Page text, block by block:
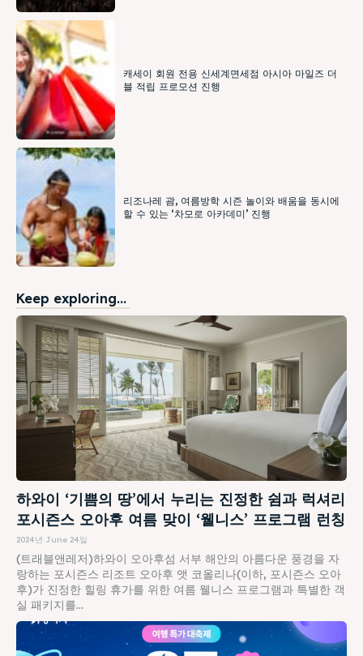
캐세이 회원 전용 신세계면세점 아시아 마일즈 더
블 적립 프로모션 진행
리조나레 괌, 여름방학 시즌 놀이와 배움을 동시에
할 수 있는 ‘차모로 아카데미’ 진행
Keep exploring...
하와이 ‘기쁨의 땅’에서 누리는 진정한 쉼과 럭셔리
포시즌스 오아후 여름 맞이 ‘웰니스’ 프로그램 런칭
2024년 June 24일
(트래블앤레저)하와이 오아후섬 서부 해안의 아름다운 풍경을 자
랑하는 포시즌스 리조트 오아후 앳 코올리나(이하, 포시즌스 오아
후)가 진정한 힐링 휴가를 위한 여름 웰니스 프로그램과 특별한 객
실 패키지를...